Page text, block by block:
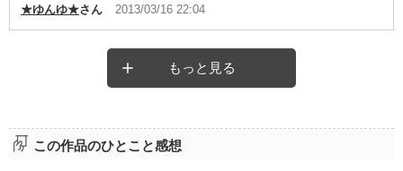
★ゆんゆ★さん 2013/03/16 22:04
もっと見る
この作品のひとこと感想